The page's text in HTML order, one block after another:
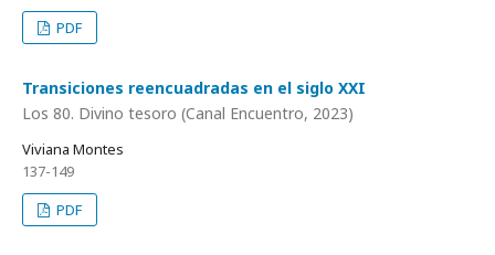
PDF
Transiciones reencuadradas en el siglo XXI
Los 80. Divino tesoro (Canal Encuentro, 2023)
Viviana Montes
137-149
PDF